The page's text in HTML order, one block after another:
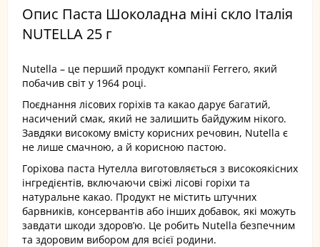
Опис Паста Шоколадна міні скло Італія
NUTELLA 25 г
Nutella – це перший продукт компанії Ferrero, який
побачив світ у 1964 році.
Поєднання лісових горіхів та какао дарує багатий,
насичений смак, який не залишить байдужим нікого.
Завдяки високому вмісту корисних речовин, Nutella є
не лише смачною, а й корисною пастою.
Горіхова паста Нутелла виготовляється з високоякісних
інгредієнтів, включаючи свіжі лісові горіхи та
натуральне какао. Продукт не містить штучних
барвників, консервантів або інших добавок, які можуть
завдати шкоди здоров’ю. Це робить Nutella безпечним
та здоровим вибором для всієї родини.